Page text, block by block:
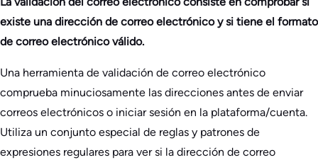
existe una dirección de correo electrónico y si tiene el formato
de correo electrónico válido.
Una herramienta de validación de correo electrónico
comprueba minuciosamente las direcciones antes de enviar
correos electrónicos o iniciar sesión en la plataforma/cuenta.
Utiliza un conjunto especial de reglas y patrones de
expresiones regulares para ver si la dirección de correo